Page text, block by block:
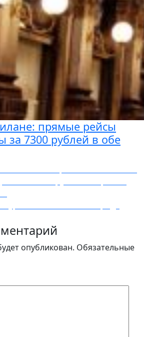
прямые рейсы
за 7300 рублей в обе
опубликован. Обязательные